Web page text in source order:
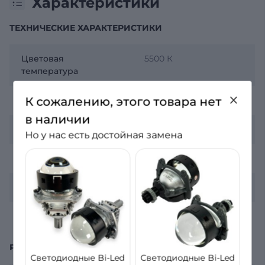
ТЕХНИЧЕСКИЕ ХАРАКТЕРИСТИКИ
Цветовая
температура
5500 К
Мощность ближнего 35 Вт
Напряжение 12 В
Драйвер Встроенный
Назначение Главный свет
РАЗМЕРЫ
К сожалению, этого товара нет
в наличии
Но у нас есть достойная замена
Светодиодные Bi-Led
Светодиодные Bi-Led